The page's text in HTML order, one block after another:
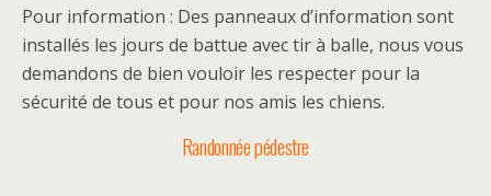
Pour information : Des panneaux d’information sont
installés les jours de battue avec tir à balle, nous vous
demandons de bien vouloir les respecter pour la
sécurité de tous et pour nos amis les chiens.
Randonnée pédestre